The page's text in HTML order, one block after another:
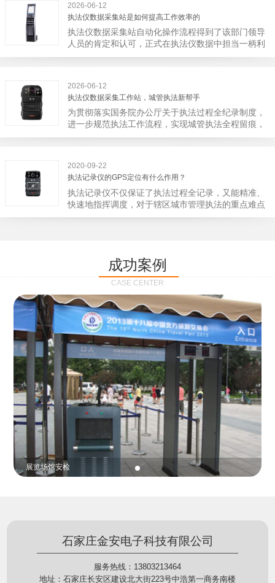
大体只有两个，其一，安装安检门是否会激化矛盾。
其二，安装安检门可以防范于未然。1月6号当天，南
宁市第二医院刚试行安检的首日，检查出10多把各类
刀具和一把管制类刀具。近来伤医事件屡屡发生，安
装安检门可以缓解医生安全感不足的问题，同时安检
2026-06-12
执法仪数据采集站是如何提高工作效率的
执法仪数据采集站自动化操作流程得到了该部门领导
人员的肯定和认可，正式在执法仪数据中担当一柄利
剑。 执法仪数据采集站对于执法仪数据资料的管理
备能自动读取目标对象，并同步到采集站中，此外设
备具有断点续传的功能，如果碰到网络故障，可以从
已经上传或下载的部分开始继续上传下载未完成的部
分，而没有必要从头开始上传下载，能节省时间，提
高速度。再者待数据传输完毕之后，执法仪数据采集
下次直接使用，提高执法仪数据效率。执法仪数据采
集站还具有强大的数据存储管理系统，后台统计不同
上传时段、不同重要级别的数据，将统计结果以图表
或者报表的形式呈现；设备设置有用户操作权限管
理，自动将用户警员编号与执法仪编号绑定，保障数
据的合法性，同时系统可设置每个警员的权限，明确
2026-06-12
执法仪数据采集工作站，城管执法新帮手
为贯彻落实国务院办公厅关于执法过程全纪录制度，
进一步规范执法工作流程，实现城管执法全程留痕，
深入推进执法队伍规范化建设，给城管执法工作添加
止了双方矛盾的发生。现在有了执法仪数据采集工作
站，执法队员的担忧便得到有效的解决。每个采集工
作站可支持多台执法记录仪设备同时上传数据，队员
当天使用当天上传，通过数据线接入到采集工作站，
它会自动读取所有的视频、音频、图片、日志等信
作站也能自动为执法记录仪充充电、校校时，做执法
记录仪的贴心小"保姆"。随着群众法律意识的逐步提
高，行政执法行为更加"阳光、透明"，通过工作站可
以随时调取证据视频，精准查阅现场资料，直戳了当
的展示给行政相对人看，有效的减少了行政相对人对
城管执法行为的误解，树立了执法的公信力。
2020-09-22
执法记录仪的GPS定位有什么作用？
执法记录仪不仅保证了执法过程全记录，又能精准、
快速地指挥调度，对于辖区城市管理执法的重点难点
也能一目了然，在城市管理工作信息化中发挥着重要
定位模块，可通过移动网络将位置信息实时发送到监
控中心，在平台的电子地图上显示出设备的具体位
置，实时查看执法人员到岗情况及根据执法环境迅速
调配周边执法人员。同时，内置NFC芯片，可支持身
份证查验等拓展功能，在实战中发挥着重要的作用，
能广泛应用于交警公安执法、卫生监督、城管执法、
海关执法、路政、质量监督、林业园林、消防、质量
监督、公路铁路等各个领域。
成功案例
CASE CENTER
贵重金属防盗
石家庄金安电子科技有限公司
服务热线：13803213464
地址：石家庄长安区建设北大街223号中浩第一商务南楼